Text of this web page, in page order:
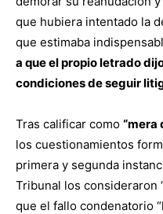
que hubiera intentado la
que estimaba
a que el propio letrado
condiciones de seguir
Tras calificar como “mera
los cuestionamientos
primera y segunda
Tribunal los consideraron
que el fallo condenatorio